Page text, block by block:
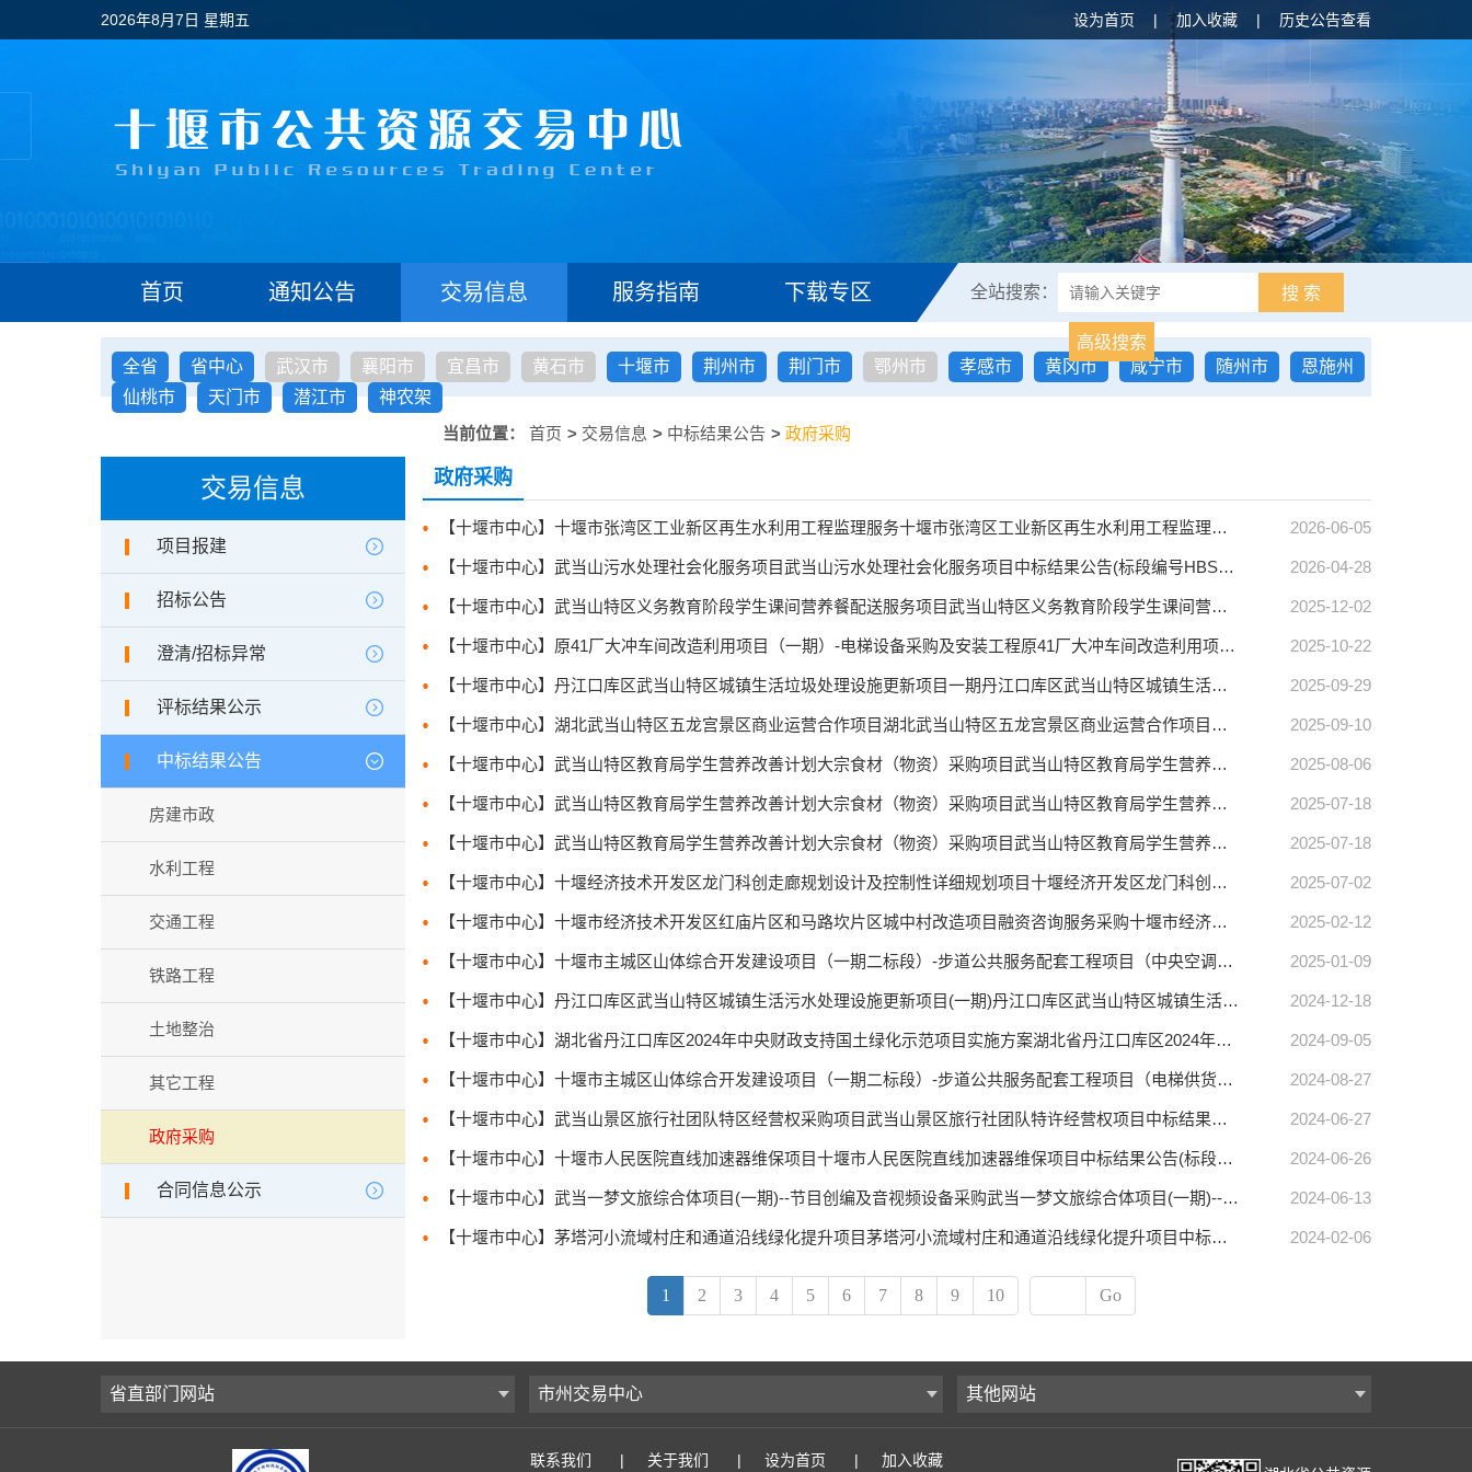
2026年8月7日 星期五 设为首页 | 加入收藏 | 历史公告查看
首页 通知公告 交易信息 服务指南 下载专区 全站搜索： 搜 索
高级搜索
全省
省中心 武汉市 襄阳市 宜昌市 黄石市 十堰市 荆州市 荆门市 鄂州市 孝感市 黄冈市 咸宁市 随州市
恩施州
仙桃市
天门市 潜江市
神农架
当前位置： 首页 > 交易信息 > 中标结果公告 > 政府采购
交易信息
项目报建
招标公告
澄清/招标异常
评标结果公示
中标结果公告
房建市政
水利工程
交通工程
铁路工程
土地整治
其它工程
政府采购
合同信息公示
政府采购
【十堰市中心】十堰市张湾区工业新区再生水利用工程监理服务十堰市张湾区工业新区再生水利用工程监理服务中标结果公告(标段编号HBSY-202605ZC-002001) 2026-06-05
【十堰市中心】武当山污水处理社会化服务项目武当山污水处理社会化服务项目中标结果公告(标段编号HBSY-202603ZC-001001) 2026-04-28
【十堰市中心】武当山特区义务教育阶段学生课间营养餐配送服务项目武当山特区义务教育阶段学生课间营养餐配送服务项目中标结果公告(标段编号HBSY-202511ZC-007001) 2025-12-02
【十堰市中心】原41厂大冲车间改造利用项目（一期）-电梯设备采购及安装工程原41厂大冲车间改造利用项目（一期）-电梯设备采购及安装中标结果公告(标段编号HBSY-202509ZC-006001) 2025-10-22
【十堰市中心】丹江口库区武当山特区城镇生活垃圾处理设施更新项目一期丹江口库区武当山特区城镇生活垃圾处理设施更新项目一期中标结果公告(标段编号HBSY-202509ZC-005001) 2025-09-29
【十堰市中心】湖北武当山特区五龙宫景区商业运营合作项目湖北武当山特区五龙宫景区商业运营合作项目中标结果公告(标段编号HBSY-202508ZC-004001) 2025-09-10
【十堰市中心】武当山特区教育局学生营养改善计划大宗食材（物资）采购项目武当山特区教育局学生营养改善计划大宗食材（物资）采购项目A包中标结果公告(标段编号HBSY-202506ZC-003001) 2025-08-06
【十堰市中心】武当山特区教育局学生营养改善计划大宗食材（物资）采购项目武当山特区教育局学生营养改善计划大宗食材（物资）采购项目B包中标结果公告(标段编号HBSY-202506ZC-003002) 2025-07-18
【十堰市中心】武当山特区教育局学生营养改善计划大宗食材（物资）采购项目武当山特区教育局学生营养改善计划大宗食材（物资）采购项目C包中标结果公告(标段编号HBSY-202506ZC-003003) 2025-07-18
【十堰市中心】十堰经济技术开发区龙门科创走廊规划设计及控制性详细规划项目十堰经济开发区龙门科创走廊规划设计及控制性详细规划项目中标结果公告(标段编号HBSY-202506ZC-002001) 2025-07-02
【十堰市中心】十堰市经济技术开发区红庙片区和马路坎片区城中村改造项目融资咨询服务采购十堰市经济技术开发区红庙片区和马路坎片区城中村改造项目融资咨询服务采购中标结果公告(标段编号HBSY-202501ZC-001001) 2025-02-12
【十堰市中心】十堰市主城区山体综合开发建设项目（一期二标段）-步道公共服务配套工程项目（中央空调供货及安装工程）十堰市主城区山体综合开发建设项目（一期二标段）-步道公共服务配套工程项目（中央空调供货及安装工程）中标结果公告(标段编号HBSY-202412ZC-010001) 2025-01-09
【十堰市中心】丹江口库区武当山特区城镇生活污水处理设施更新项目(一期)丹江口库区武当山特区城镇生活污水处理设施更新项目(一期)中标结果公告(标段编号HBSY-202411ZC-009001) 2024-12-18
【十堰市中心】湖北省丹江口库区2024年中央财政支持国土绿化示范项目实施方案湖北省丹江口库区2024年中央财政支持国土绿化示范项目实施方案中标结果公告(标段编号HBSY-202408ZC-008001) 2024-09-05
【十堰市中心】十堰市主城区山体综合开发建设项目（一期二标段）-步道公共服务配套工程项目（电梯供货及安装工程）十堰市主城区山体综合开发建设项目（一期二标段）-步道公共服务配套工程项目（电梯供货及安装工程）中标结果公告(标段编号HBSY-202408ZC-007001) 2024-08-27
【十堰市中心】武当山景区旅行社团队特区经营权采购项目武当山景区旅行社团队特许经营权项目中标结果公告(标段编号HBSY-202406ZC-006001) 2024-06-27
【十堰市中心】十堰市人民医院直线加速器维保项目十堰市人民医院直线加速器维保项目中标结果公告(标段编号HBSY-202405ZC-005001) 2024-06-26
【十堰市中心】武当一梦文旅综合体项目(一期)--节目创编及音视频设备采购武当一梦文旅综合体项目(一期)--节目创编及音视频设备采购中标结果公告(标段编号HBSY-202405ZC-004001) 2024-06-13
【十堰市中心】茅塔河小流域村庄和通道沿线绿化提升项目茅塔河小流域村庄和通道沿线绿化提升项目中标结果公告(标段编号HBSY-202401ZC-001001) 2024-02-06
1 2 3 4 5 6 7 8 9 10 Go
省直部门网站 市州交易中心 其他网站
联系我们 | 关于我们 | 设为首页 |
加入收藏